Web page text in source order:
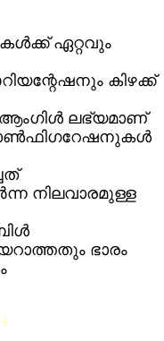
ഏറ്റവും
കിഴക്ക്
ആംഗിൾ ലഭ്യമാണ്
നിലവാരമുള്ള
ഭാരം